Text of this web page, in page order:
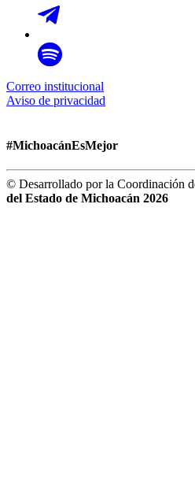
Correo institucional
Aviso de privacidad
#MichoacánEsMejor
© Desarrollado por la Coordinación
del Estado de Michoacán 2026